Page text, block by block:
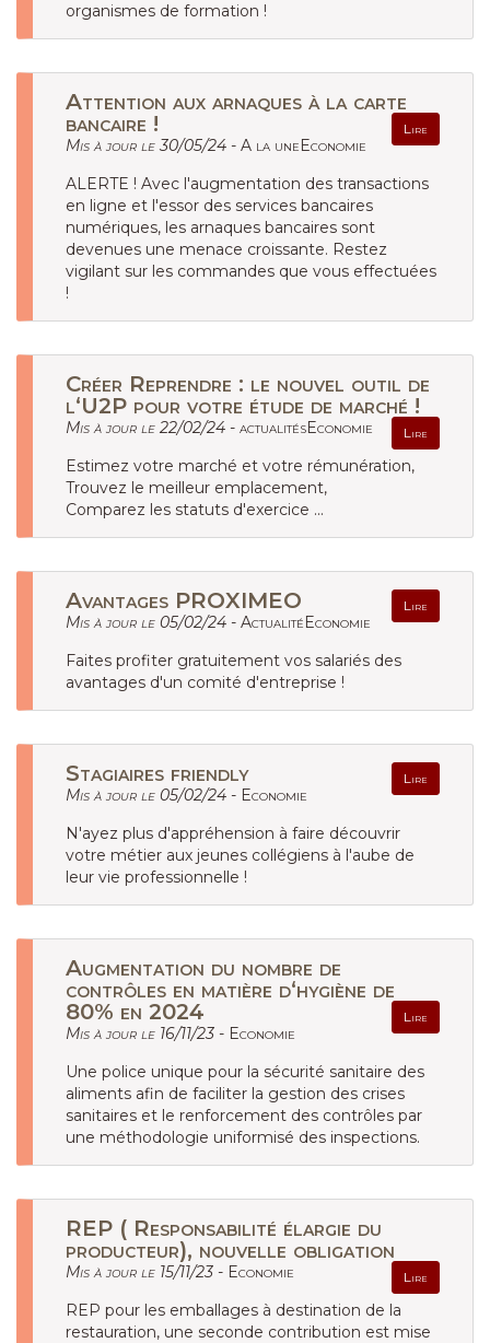
organismes de formation !
Attention aux arnaques à la carte
bancaire !
Lire
Mis à jour le 30/05/24 - A la uneEconomie
ALERTE ! Avec l'augmentation des transactions
en ligne et l'essor des services bancaires
numériques, les arnaques bancaires sont
devenues une menace croissante. Restez
vigilant sur les commandes que vous effectuées
!
Créer Reprendre : le nouvel outil de
l‘U2P pour votre étude de marché !
Lire
Mis à jour le 22/02/24 - actualitésEconomie
Estimez votre marché et votre rémunération,
Trouvez le meilleur emplacement,
Comparez les statuts d'exercice ...
Avantages PROXIMEO Lire
Mis à jour le 05/02/24 - ActualitéEconomie
Faites profiter gratuitement vos salariés des
avantages d'un comité d'entreprise !
Stagiaires friendly Lire
Mis à jour le 05/02/24 - Economie
N'ayez plus d'appréhension à faire découvrir
votre métier aux jeunes collégiens à l'aube de
leur vie professionnelle !
Augmentation du nombre de
contrôles en matière d‘hygiène de
80% en 2024
Lire
Mis à jour le 16/11/23 - Economie
Une police unique pour la sécurité sanitaire des
aliments afin de faciliter la gestion des crises
sanitaires et le renforcement des contrôles par
une méthodologie uniformisé des inspections.
REP ( Responsabilité élargie du
producteur), nouvelle obligation
Lire
Mis à jour le 15/11/23 - Economie
REP pour les emballages à destination de la
restauration, une seconde contribution est mise